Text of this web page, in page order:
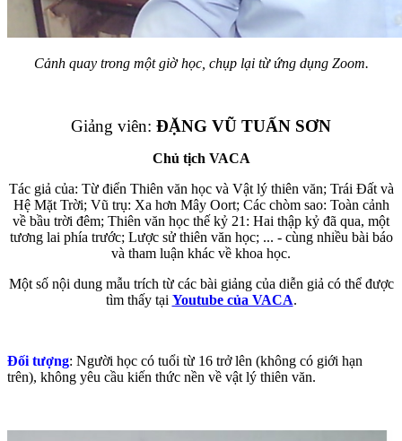
Cảnh quay trong một giờ học, chụp lại từ ứng dụng Zoom.
Giảng viên: ĐẶNG VŨ TUẤN SƠN
Chủ tịch VACA
Tác giả của: Từ điển Thiên văn học và Vật lý thiên văn; Trái Đất và
Hệ Mặt Trời; Vũ trụ: Xa hơn Mây Oort; Các chòm sao: Toàn cảnh
về bầu trời đêm; Thiên văn học thế kỷ 21: Hai thập kỷ đã qua, một
tương lai phía trước; Lược sử thiên văn học; ... - cùng nhiều bài báo
và tham luận khác về khoa học.
Một số nội dung mẫu trích từ các bài giảng của diễn giả có thể được
tìm thấy tại Youtube của VACA.
Đối tượng: Người học có tuổi từ 16 trở lên (không có giới hạn
trên), không yêu cầu kiến thức nền về vật lý thiên văn.